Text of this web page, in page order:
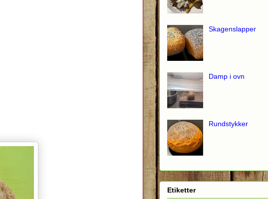
Skagenslapper
Damp i ovn
Rundstykker
Etiketter